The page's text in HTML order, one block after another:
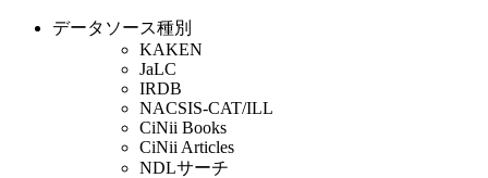
データソース種別
KAKEN
JaLC
IRDB
NACSIS-CAT/ILL
CiNii Books
CiNii Articles
NDLサーチ